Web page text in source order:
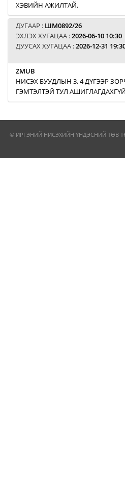
ХЭВИЙН АЖИЛТАЙ.
ДУГААР : ШМ0892/26
ЭХЛЭХ ХУГАЦАА :2026-06-10 10:30
ДУУСАХ ХУГАЦАА :2026-12-31
ZMUB
НИСЭХ БУУДЛЫН 3, 4 ДҮГЭЭР
ГЭМТЭЛТЭЙ ТУЛ
© ИРГЭНИЙ НИСЭХИЙН ҮНДЭСНИЙ ТӨВ